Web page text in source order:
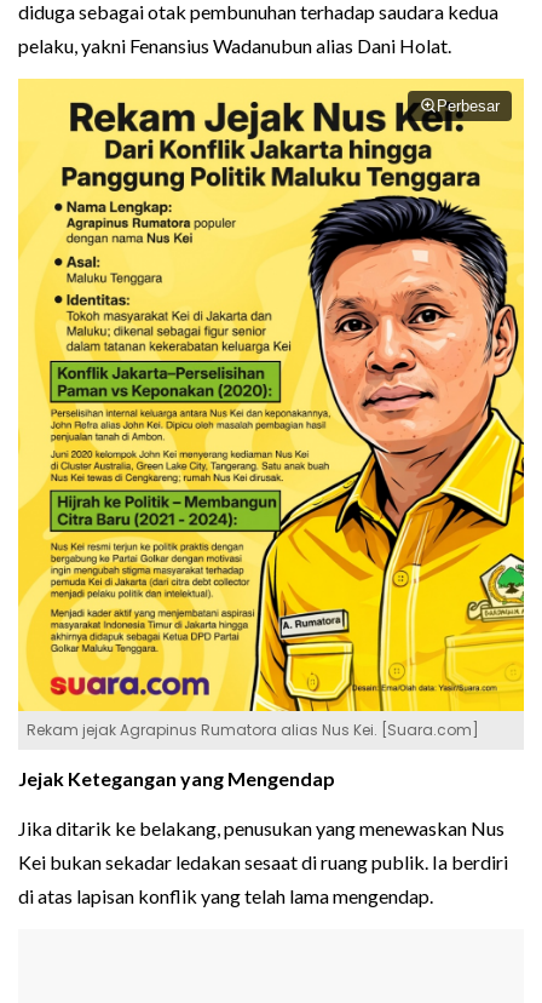
diduga sebagai otak pembunuhan terhadap saudara kedua
pelaku, yakni Fenansius Wadanubun alias Dani Holat.
Perbesar
Rekam jejak Agrapinus Rumatora alias Nus Kei. [Suara.com]
Jejak Ketegangan yang Mengendap
Jika ditarik ke belakang, penusukan yang menewaskan Nus
Kei bukan sekadar ledakan sesaat di ruang publik. Ia berdiri
di atas lapisan konflik yang telah lama mengendap.